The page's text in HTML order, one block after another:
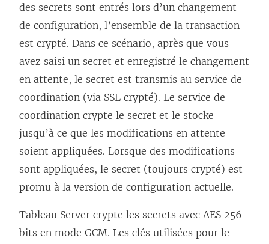
des secrets sont entrés lors d’un changement
de configuration, l’ensemble de la transaction
est crypté. Dans ce scénario, après que vous
avez saisi un secret et enregistré le changement
en attente, le secret est transmis au service de
coordination (via SSL crypté). Le service de
coordination crypte le secret et le stocke
jusqu’à ce que les modifications en attente
soient appliquées. Lorsque des modifications
sont appliquées, le secret (toujours crypté) est
promu à la version de configuration actuelle.
Tableau Server crypte les secrets avec AES 256
bits en mode GCM. Les clés utilisées pour le